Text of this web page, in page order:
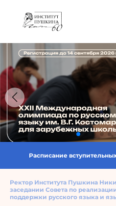
Расписание
Ректор Института Пушкина
заседании Совета по
поддержки русского языка и